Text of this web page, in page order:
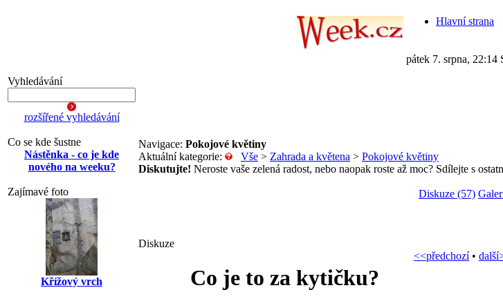
Hlavní strana
pátek 7. srpna, 22:14
Vyhledávání
rozšířené vyhledávání
Co se kde šustne
Nástěnka - co je kde
nového na weeku?
Zajímavé foto
Křížový vrch
Navigace: Pokojové květiny
Aktuální kategorie: Vše > Zahrada a květena > Pokojové květiny
Diskutujte! Neroste vaše zelená radost, nebo naopak roste až moc? Sdílejte s
Diskuze (57)
Diskuze
<<předchozí•
Co je to za kytičku?